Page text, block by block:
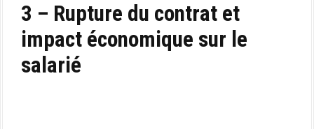
3 – Rupture du contrat et
impact économique sur le
salarié